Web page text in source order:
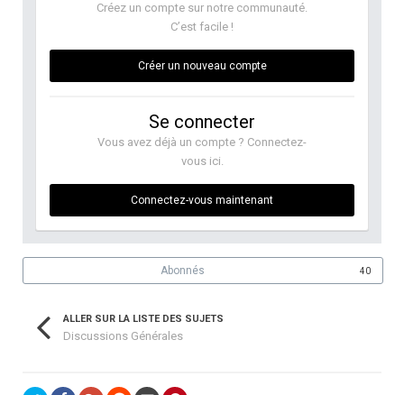
Créez un compte sur notre communauté.
C’est facile !
Créer un nouveau compte
Se connecter
Vous avez déjà un compte ? Connectez-
vous ici.
Connectez-vous maintenant
Abonnés 40
ALLER SUR LA LISTE DES SUJETS
Discussions Générales